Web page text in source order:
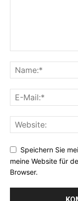
Speichern Sie
meine Website für
Browser.